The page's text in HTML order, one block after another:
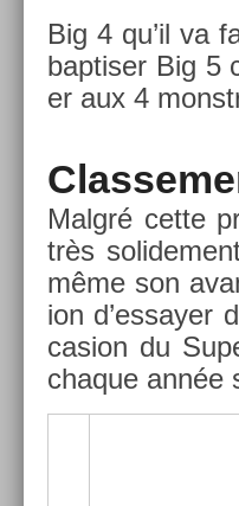
Big 4 qu’il va
bap­tis­er Big 5
er aux 4
Malgré cette
très
même son
ion d’es­say­er
cas­ion du
chaque année